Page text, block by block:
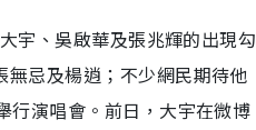
宇、吳啟華及張兆輝的出現勾
忌及楊逍；不少網民期待他
行演唱會。前日，大宇在微博